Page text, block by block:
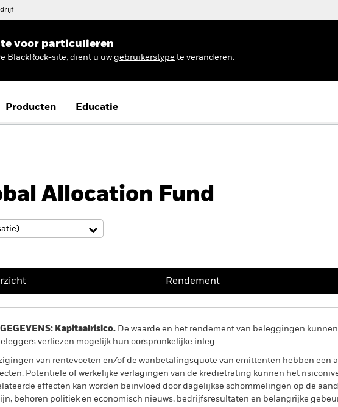
voor particulieren
BlackRock-site, dient u uw gebruikerstype te veranderen.
Producten Educatie
Allocation Fund
Rendement
Kapitaalrisico. De waarde en het rendement van beleggingen
verliezen mogelijk hun oorspronkelijke inleg.
van rentevoeten en/of de wanbetalingsquote van emittenten hebben een
Potentiële of werkelijke verlagingen van de kredietrating kunnen het
effecten kan worden beïnvloed door dagelijkse schommelingen op de
behoren politiek en economisch nieuws, bedrijfsresultaten en belangrijke